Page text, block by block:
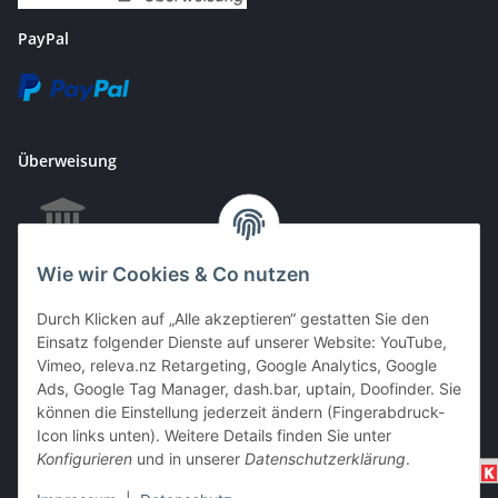
Wie wir Cookies & Co nutzen
Durch Klicken auf „Alle akzeptieren“ gestatten Sie den
Einsatz folgender Dienste auf unserer Website: YouTube,
Vimeo, releva.nz Retargeting, Google Analytics, Google
Ads, Google Tag Manager, dash.bar, uptain, Doofinder. Sie
können die Einstellung jederzeit ändern (Fingerabdruck-
Icon links unten). Weitere Details finden Sie unter
Konfigurieren und in unserer Datenschutzerklärung.
PayPal
Überweisung
EC & Kreditkartenzahlung bei Abholung
Barzahlung bei Abholung